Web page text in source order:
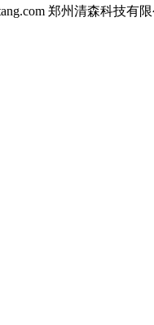
郑州清森科技有